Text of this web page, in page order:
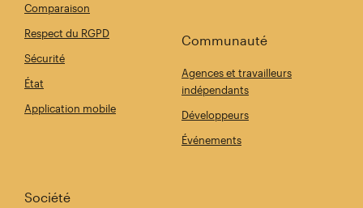
Comparaison
Respect du RGPD
Sécurité
État
Application mobile
Communauté
Agences et travailleurs
indépendants
Développeurs
Événements
Société